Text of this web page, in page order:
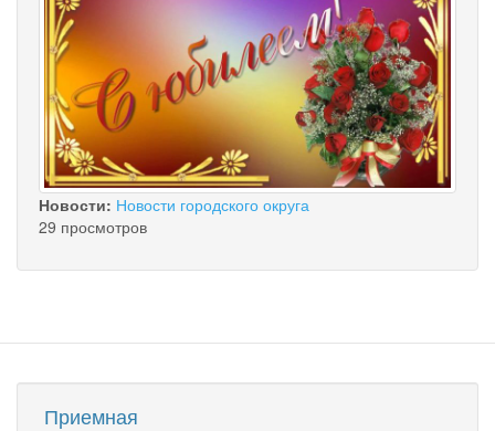
Новости: Новости городского округа
29 просмотров
Приемная